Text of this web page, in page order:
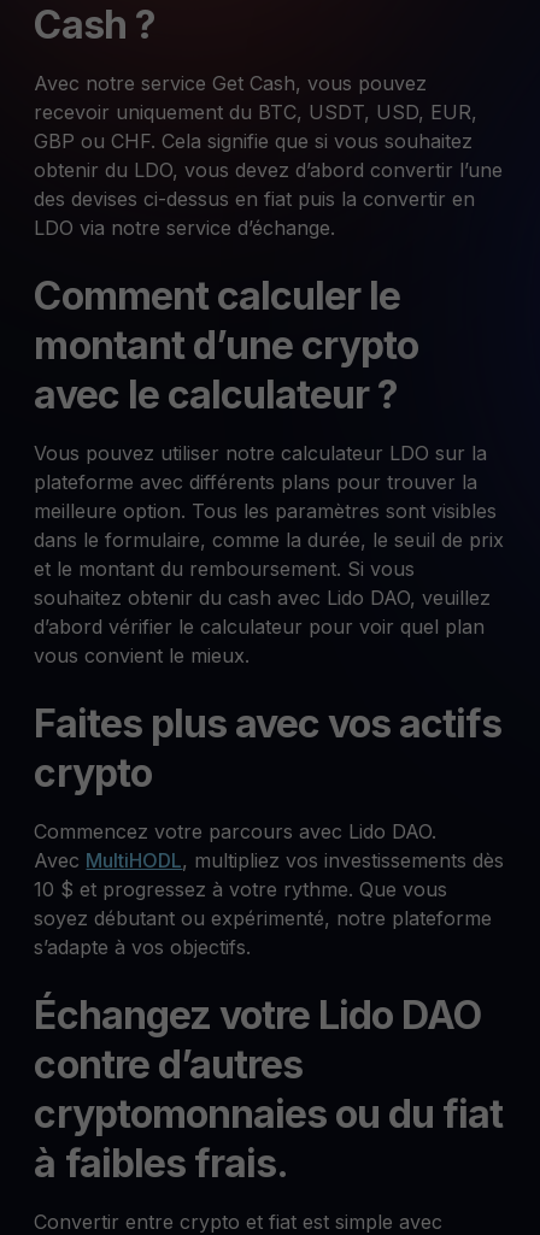
Cash ?
Avec notre service Get Cash, vous pouvez
recevoir uniquement du BTC, USDT, USD, EUR,
GBP ou CHF. Cela signifie que si vous souhaitez
obtenir du LDO, vous devez d’abord convertir l’une
des devises ci-dessus en fiat puis la convertir en
LDO via notre service d’échange.
Comment calculer le
montant d’une crypto
avec le calculateur ?
Vous pouvez utiliser notre calculateur LDO sur la
plateforme avec différents plans pour trouver la
meilleure option. Tous les paramètres sont visibles
dans le formulaire, comme la durée, le seuil de prix
et le montant du remboursement. Si vous
souhaitez obtenir du cash avec Lido DAO, veuillez
d’abord vérifier le calculateur pour voir quel plan
vous convient le mieux.
Faites plus avec vos actifs
crypto
Commencez votre parcours avec Lido DAO.
Avec MultiHODL, multipliez vos investissements dès
10 $ et progressez à votre rythme. Que vous
soyez débutant ou expérimenté, notre plateforme
s’adapte à vos objectifs.
Échangez votre Lido DAO
contre d’autres
cryptomonnaies ou du fiat
à faibles frais.
Convertir entre crypto et fiat est simple avec